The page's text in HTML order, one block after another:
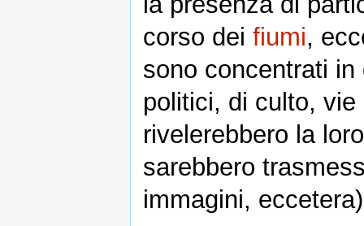
corso dei fiumi,
sono concentrati
politici, di culto,
rivelerebbero la
sarebbero
immagini,